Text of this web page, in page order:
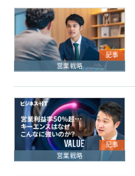
記事
営業戦略
記事
営業戦略